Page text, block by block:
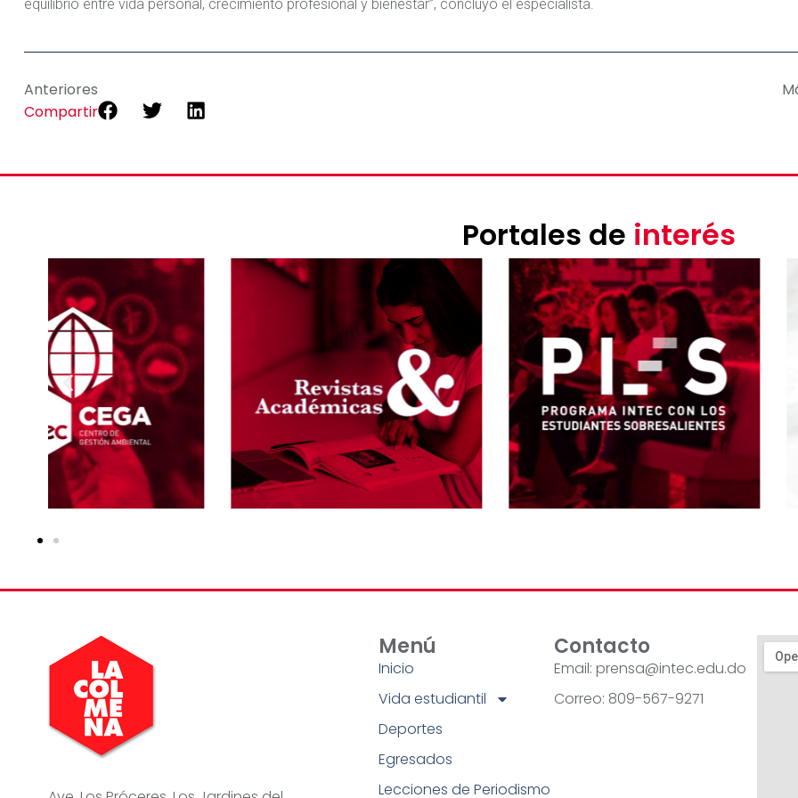
equilibrio entre vida personal, crecimiento profesional y bienestar”, concluyó el especialista.
Anteriores
Compartir
Portales de interés
Menú
Inicio
Vida estudiantil
Deportes
Egresados
Lecciones de Periodismo
Contacto
Email: prensa@intec.edu.do
Correo: 809-567-9271